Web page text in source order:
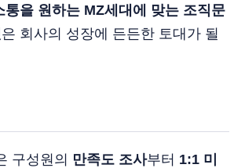
통을 원하는 MZ세대에 맞는 조직문
은 회사의 성장에 든든한 토대가 될
구성원의 만족도 조사부터 1:1 미